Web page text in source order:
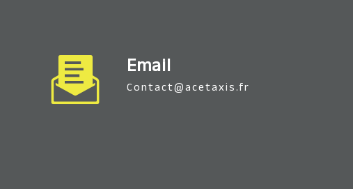
Email
contact@acetaxis.fr